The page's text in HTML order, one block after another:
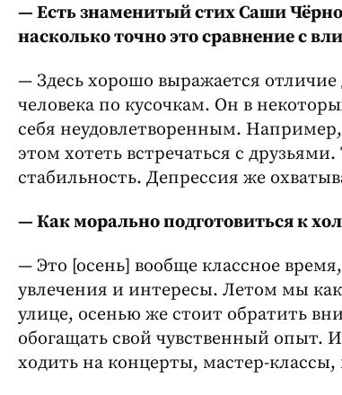
— Есть знаменитый стих Саши
насколько точно это сравнение с
— Здесь хорошо выражается
человека по кусочкам. Он в
себя неудовлетворенным.
этом хотеть встречаться с
стабильность. Депрессия же
— Как морально подготовиться к
— Это [осень] вообще классное
увлечения и интересы. Летом мы
улице, осенью же стоит обратить
обогащать свой чувственный опыт.
ходить на концерты, мастер-классы,